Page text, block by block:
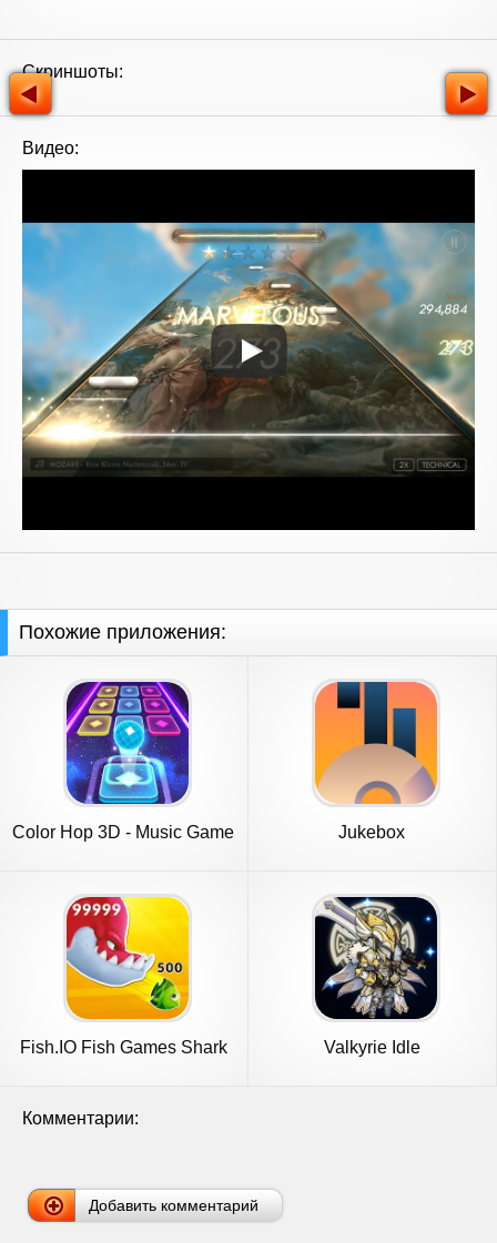
Скриншоты:
Видео:
Похожие приложения:
Color Hop 3D - Music Game Jukebox
Fish.IO Fish Games Shark
Valkyrie Idle
Комментарии:
Добавить комментарий